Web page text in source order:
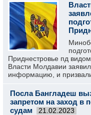
Приднестровье пд
Власти Молдавии
информацию, и
Посла Бангладеш
запретом на заход в
судам
21.02.2023